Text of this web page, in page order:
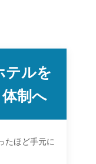
テルを
体制へ
たほど手元に